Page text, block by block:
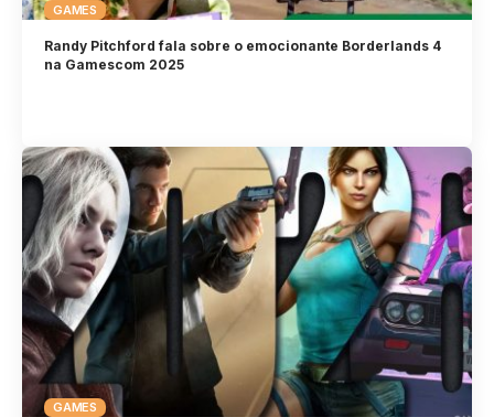
GAMES
Randy Pitchford fala sobre o emocionante Borderlands 4
na Gamescom 2025
GAMES